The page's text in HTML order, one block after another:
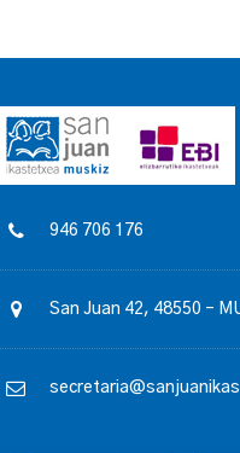
946 706 176
San Juan 42, 48550 –